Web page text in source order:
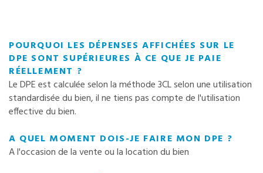
POURQUOI LES DÉPENSES AFFICHÉES SUR LE
DPE SONT SUPÉRIEURES À CE QUE JE PAIE
RÉELLEMENT ?
Le DPE est calculée selon la méthode 3CL selon une utilisation
standardisée du bien, il ne tiens pas compte de l'utilisation
effective du bien.
A QUEL MOMENT DOIS-JE FAIRE MON DPE ?
A l'occasion de la vente ou la location du bien